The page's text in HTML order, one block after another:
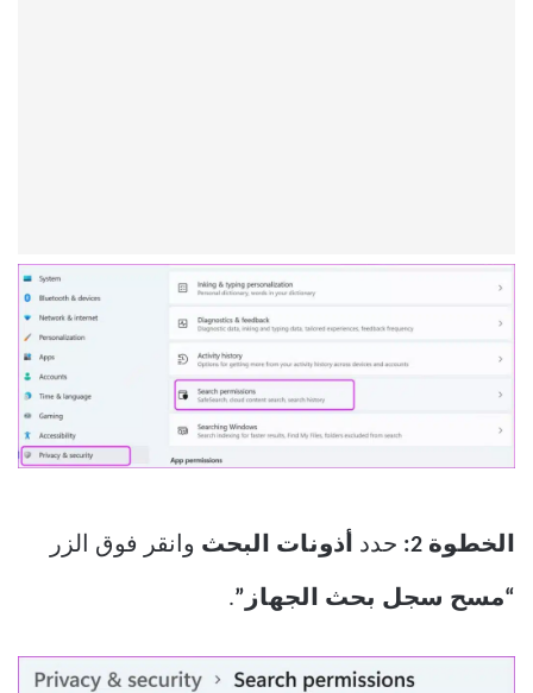
الخطوة 2: حدد أذونات البحث وانقر فوق الزر
“مسح سجل بحث الجهاز”.